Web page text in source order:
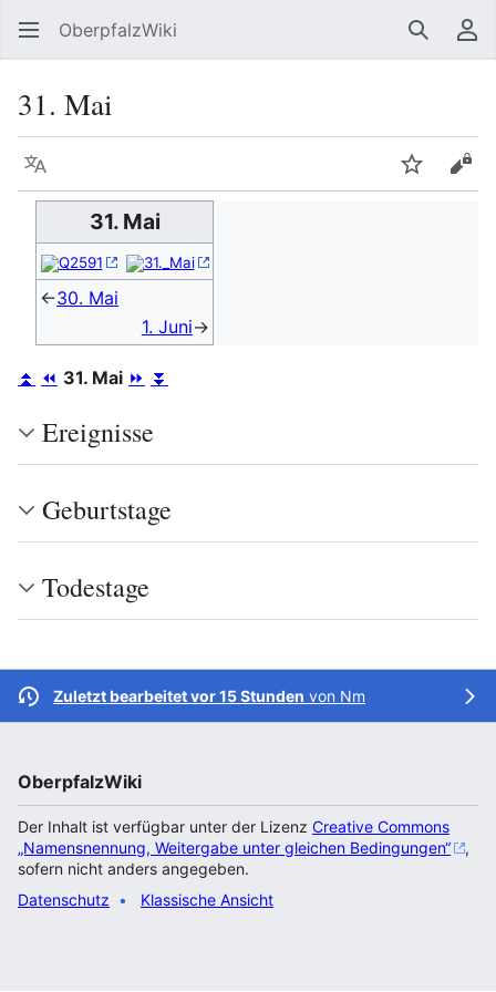
OberpfalzWiki Suchen
31. Mai
Sprache
31. Mai
Q2591 31._Mai
←30. Mai
1. Juni→
⏫ ⏪ 31. Mai ⏩ ⏬
Ereignisse
Geburtstage
Todestage
Zuletzt bearbeitet vor 15 Stunden von Nm
OberpfalzWiki
Der Inhalt ist verfügbar unter der Lizenz Creative Commons
„Namensnennung, Weitergabe unter gleichen Bedingungen“
,
sofern nicht anders angegeben.
Datenschutz
Klassische Ansicht